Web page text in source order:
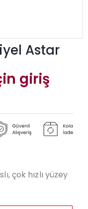
Astar
giriş
çok hızlı yüzey